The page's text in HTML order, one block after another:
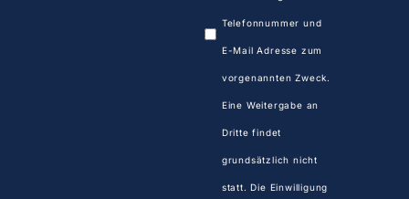
Telefonnummer und
E-Mail Adresse zum
vorgenannten Zweck.
Eine Weitergabe an
Dritte findet
grundsätzlich nicht
statt. Die Einwilligung